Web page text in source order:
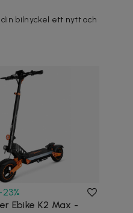
din bilnyckel ett nytt och
23%
Ebike K2 Max -